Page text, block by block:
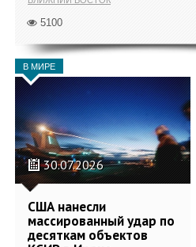
5100
В МИРЕ
30.07.2026
США нанесли
массированный удар по
десяткам объектов